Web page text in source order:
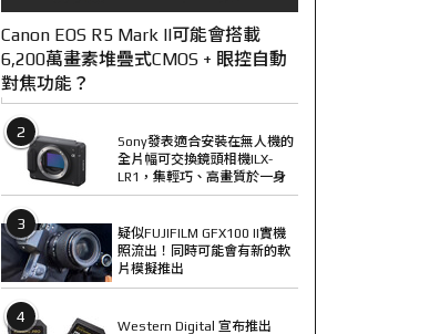
Canon EOS R5 Mark II可能會搭載
6,200萬畫素堆疊式CMOS + 眼控自動
對焦功能？
2
Sony發表適合安裝在無人機的
全片幅可交換鏡頭相機ILX-
LR1，集輕巧、高畫質於一身
3
疑似FUJIFILM GFX100 II實機
照流出！同時可能會有新的軟
片模擬推出
4
Western Digital 宣布推出